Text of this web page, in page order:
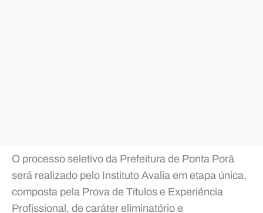
O processo seletivo da Prefeitura de Ponta Porã
será realizado pelo Instituto Avalia em etapa única,
composta pela Prova de Títulos e Experiência
Profissional, de caráter eliminatório e